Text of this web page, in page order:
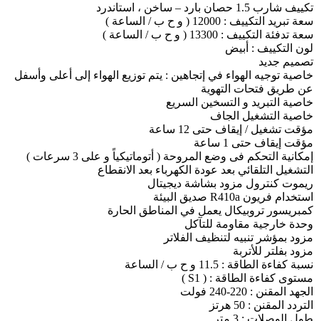
تكييف شارب 1.5 حصان بارد – ساخن ، استاندرد
سعة تبريد التكييف : 12000 ( و ح ب / الساعة )
سعة تدفئة التكييف : 13300 ( و ح ب / الساعة )
لون التكييف : أبيض
تصميم جديد
خاصية توجيه الهواء في إتجاهين : يتم توزيع الهواء إلى أعلى وأسفل
عن طريق فتحات التهوية
خاصية التبريد و التسخين السريع
خاصية التشغيل الجاف
مؤقت تشغيل / إيقاف حتى 12 ساعة
مؤقت إيقاف حتى 1 ساعة
إمكانية التحكم فى وضع المروحة ( أتوماتيكياً و على 3 سرعات )
التشغيل التلقائي بعد عودة الكهرباء بعد الانقطاع
ريموت كنترول مزود بشاشة ديجيتال
استخدام فريون R410a صديق البيئة
كمبريسور تروبيكال يعمل في المناطق الحارة
وحدة خارجية مقاومة للتآكل
مزود بمؤشر تنبيه لتنظيف الفلاتر
مزود بفلتر للأتربة
نسبة كفاءة الطاقة : 11.5 و ح ب / الساعة
مستوى كفاءة الطاقة : ( S1 )
الجهد المقنن : 220-240 فولت
التردد المقنن : 50 هرتز
طول الوصلات : 3 متر